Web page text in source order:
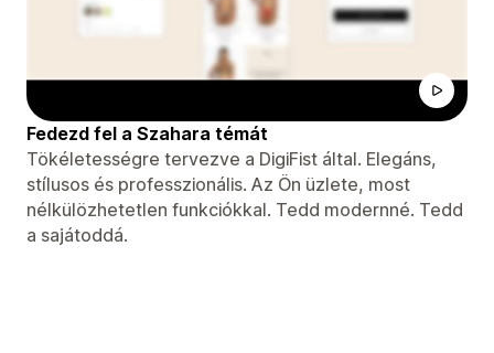
Fedezd fel a Szahara témát
Tökéletességre tervezve a DigiFist által. Elegáns,
stílusos és professzionális. Az Ön üzlete, most
nélkülözhetetlen funkciókkal. Tedd modernné. Tedd
a sajátoddá.